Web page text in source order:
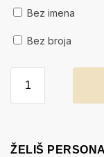
Bez imena
Bez broja
ŽELIŠ